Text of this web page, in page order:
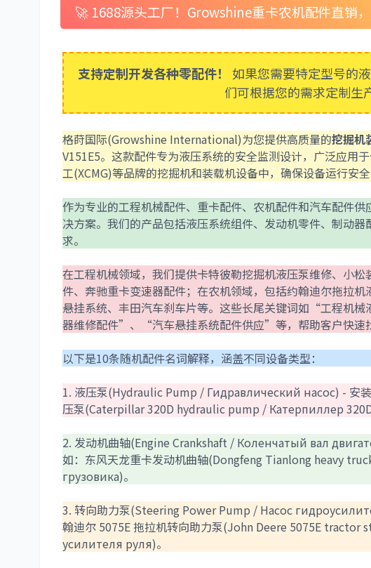
🚀 1688源头工厂！Growshine重卡农机配件直销，
支持定制开发各种零配件！
如果您需要特定型号的
们可根据您的需求定制生
格莳国际(Growshine International)为您提供高质量的挖掘机
V151E5。这款配件专为液压系统的安全监测设计，广泛应
工(XCMG)等品牌的挖掘机和装载机设备中，确保设备运行安全
作为专业的工程机械配件、重卡配件、农机配件和汽车配件
决方案。我们的产品包括液压系统组件、发动机零件、制动
求。
在工程机械领域，我们提供卡特彼勒挖掘机液压泵维修、小
件、奔驰重卡变速器配件；在农机领域，包括约翰迪尔拖拉
悬挂系统、丰田汽车刹车片等。这些长尾关键词如“工程
器维修配件”、“汽车悬挂系统配件供应”等，帮助客户快速
以下是10条随机配件名词解释，涵盖不同设备类型：
1. 液压泵(Hydraulic Pump / Гидравлический насос) - 安
压泵(Caterpillar 320D hydraulic pump / Катерпиллер
2. 发动机曲轴(Engine Crankshaft / Коленчатый вал
如：东风天龙重卡发动机曲轴(Dongfeng Tianlong heavy
грузовика)。
3. 转向助力泵(Steering Power Pump / Насос
翰迪尔 5075E 拖拉机转向助力泵(John Deere 5075E
усилителя руля)。